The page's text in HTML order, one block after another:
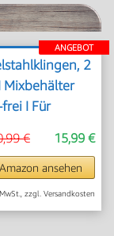
ANGEBOT
2
Mixbehälter
I Für
15,99 €
€
ansehen
zzgl. Versandkosten